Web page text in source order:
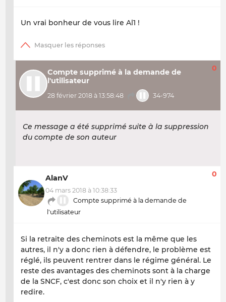
Un vrai bonheur de vous lire Al1 !
Compte supprimé à la demande de
l'utilisateur
28 février 2018 à 13:58:48 34-974
0
Ce message a été supprimé suite à la suppression
du compte de son auteur
AlanV
04 mars 2018 à 10:38:33
Compte supprimé à la demande de
l'utilisateur
0
Si la retraite des cheminots est la même que les
autres, il n'y a donc rien à défendre, le problème est
réglé, ils peuvent rentrer dans le régime général. Le
reste des avantages des cheminots sont à la charge
de la SNCF, c'est donc son choix et il n'y rien à y
redire.